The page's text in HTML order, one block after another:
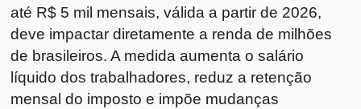
até R$ 5 mil mensais, válida a partir de 2026,
deve impactar diretamente a renda de milhões
de brasileiros. A medida aumenta o salário
líquido dos trabalhadores, reduz a retenção
mensal do imposto e impõe mudanças